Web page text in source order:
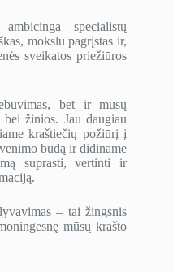
specialistų
mokslu pagrįstas ir,
sveikatos priežiūros
bet ir mūsų
žinios. Jau daugiau
kraštiečių požiūrį į
būdą ir didiname
suprasti, vertinti ir
– tai žingsnis
mūsų krašto